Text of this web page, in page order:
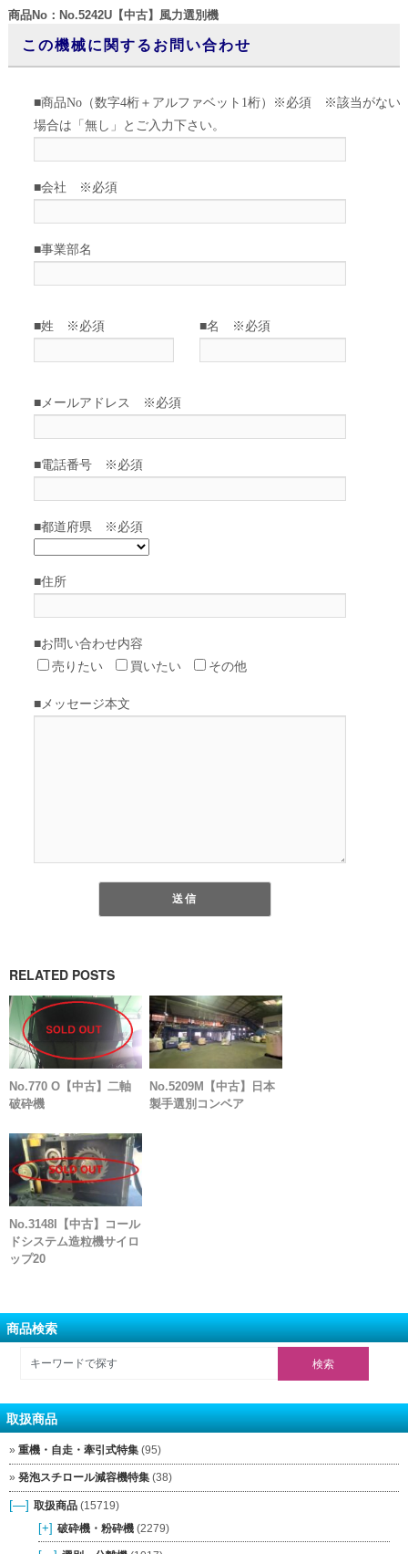
商品No：No.5242U【中古】風力選別機
この機械に関するお問い合わせ
RELATED POSTS
No.770 O【中古】二軸
破砕機
No.5209M【中古】日本
製手選別コンベア
No.3148I【中古】コール
ドシステム造粒機サイロ
ップ20
商品検索
取扱商品
重機・自走・牽引式特集 (95)
発泡スチロール減容機特集 (38)
[—] 取扱商品 (15719)
[+] 破砕機・粉砕機 (2279)